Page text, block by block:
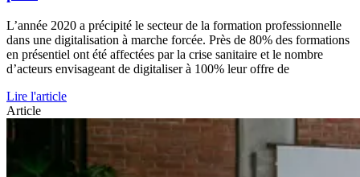
L’année 2020 a précipité le secteur de la formation professionnelle
dans une digitalisation à marche forcée. Près de 80% des formations
en présentiel ont été affectées par la crise sanitaire et le nombre
d’acteurs envisageant de digitaliser à 100% leur offre de
Lire l'article
Article